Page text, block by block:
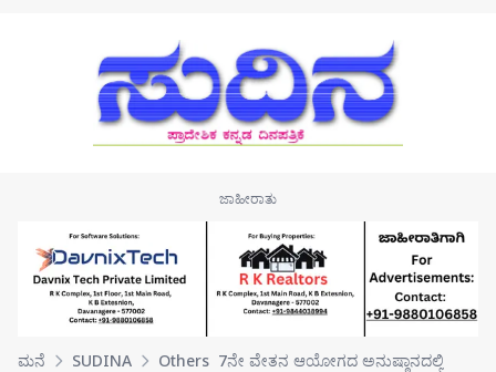
ಮನೆ SUDINA Others 7ನೇ ವೇತನ ಆಯೋಗದ ಅನುಷ್ಠಾನದಲ್ಲಿ